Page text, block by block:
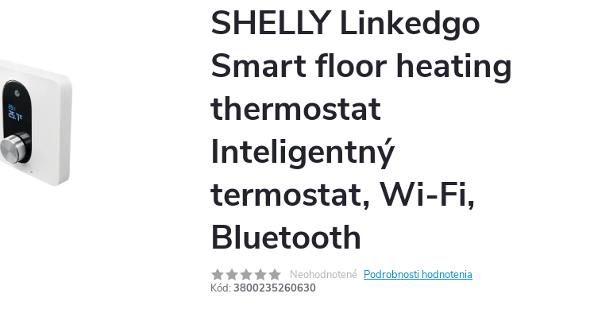
SHELLY Linkedgo
Smart floor heating
thermostat
Inteligentný
termostat, Wi-Fi,
Bluetooth
Neohodnotené Podrobnosti hodnotenia
Kód: 3800235260630